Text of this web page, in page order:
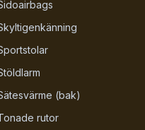
(bak)
rutor